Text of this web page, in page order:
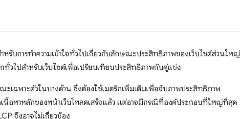
รับการทำความเข้าใจทั่วไปเกี่ยวกับลักษณะประสิทธิภาพของเว็บไซต์ส่วนใหญ่
ทั่วไปสําหรับเว็บไซต์เพื่อเปรียบเทียบประสิทธิภาพกับคู่แข่ง
ะเฉพาะตัวในบางด้าน ซึ่งต้องใช้เมตริกเพิ่มเติมเพื่อจับภาพประสิทธิภาพ
เนื้อหาหลักของหน้าเว็บโหลดเสร็จแล้ว แต่อาจมีกรณีที่องค์ประกอบที่ใหญ่ที่สุด
จึงอาจไม่เกี่ยวข้อง